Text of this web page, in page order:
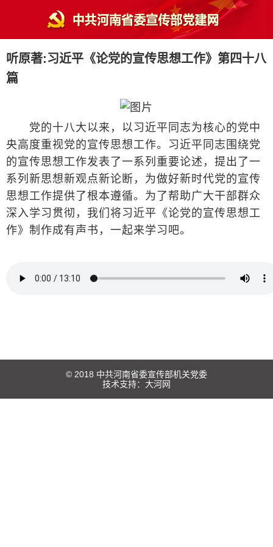
听原著:习近平《论党的宣传思想工作》第四十八
篇
党的十八大以来，以习近平同志为核心的党中
央高度重视党的宣传思想工作。习近平同志围绕党
的宣传思想工作发表了一系列重要论述，提出了一
系列新思想新观点新论断，为做好新时代党的宣传
思想工作提供了根本遵循。为了帮助广大干部群众
深入学习贯彻，我们将习近平《论党的宣传思想工
作》制作成有声书，一起来学习吧。
© 2018 中共河南省委宣传部机关党委
技术支持： 大河网